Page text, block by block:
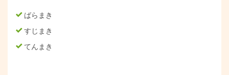
ばらまき
すじまき
てんまき